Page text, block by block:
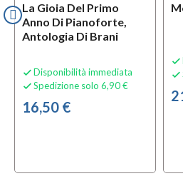
La Gioia Del Primo
Anno Di Pianoforte,
Antologia Di Brani
 Disponibilità immediata
 Spedizione solo 6,90 €
16,50 €

